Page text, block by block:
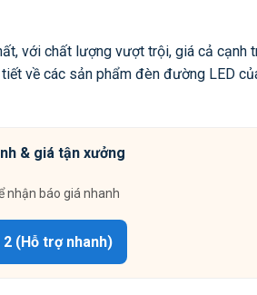
với chất lượng vượt trội, giá cả cạnh
về các sản phẩm đèn đường LED
& giá tận xưởng
nhận báo giá nhanh
2 (Hỗ trợ nhanh)